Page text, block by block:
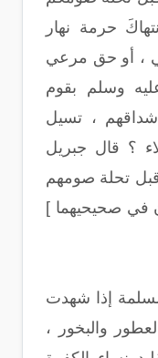
حرمة نهار
، أو حق مرعي
وسلم بقوم
، تسيل
؟ قال جبريل
تحلة صومهم
في صحيحيهما ]
إذا شهدت
والبخور ،